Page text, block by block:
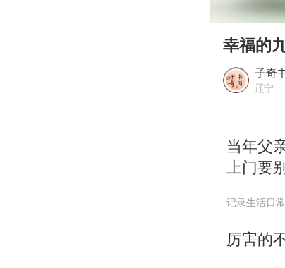
Play
幸福的
子奇
辽宁
当年父
上门要
记录生活日
厉害的